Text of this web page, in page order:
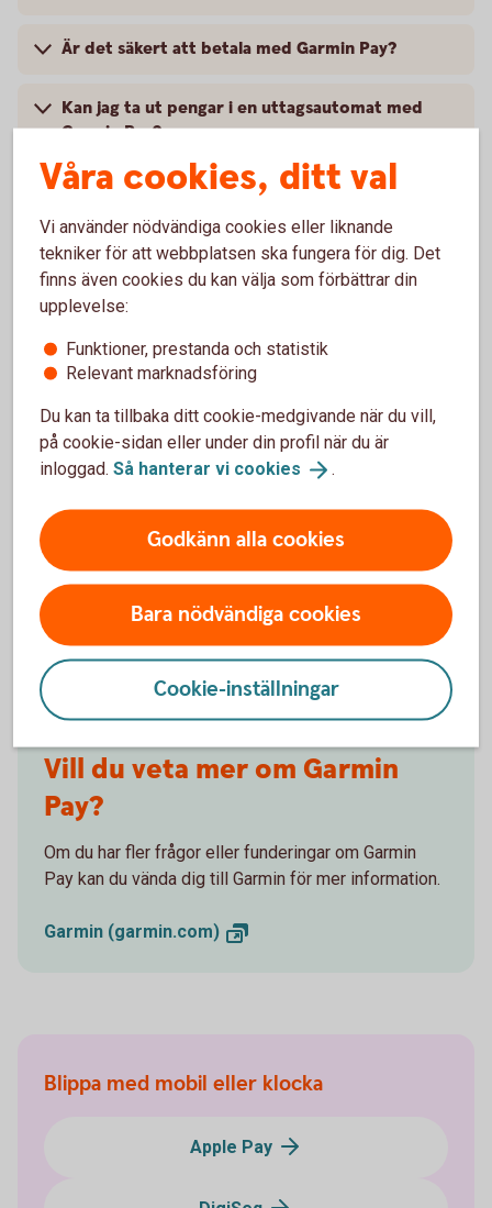
Är det säkert att betala med Garmin Pay?
Kan jag ta ut pengar i en uttagsautomat med
Garmin Pay?
Kan jag ta del av en butiks medlemsprogram när
jag handlar med Garmin Pay?
Vad behöver jag göra om jag blivit av med min
smartklocka?
Jag har fått ett nytt kort, vad gör jag?
Vart vänder jag mig vid problem?
Kontakta
Garmin
Vill du veta mer om Garmin
Pay?
Om du har fler frågor eller funderingar om Garmin
Pay kan du vända dig till Garmin för mer information.
Garmin (garmin.com)
Blippa med mobil eller klocka
Apple Pay
Våra cookies, ditt val
Vi använder nödvändiga cookies eller liknande
tekniker för att webbplatsen ska fungera för dig. Det
finns även cookies du kan välja som förbättrar din
upplevelse:
Funktioner, prestanda och statistik
Relevant marknadsföring
Du kan ta tillbaka ditt cookie-medgivande när du vill,
på cookie-sidan eller under din profil när du är
inloggad. Så hanterar vi cookies .
Godkänn alla cookies
Bara nödvändiga cookies
Cookie-inställningar